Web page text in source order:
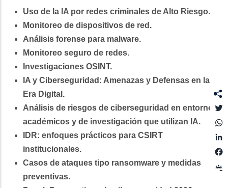
Uso de la IA por redes criminales de Alto Riesgo.
Monitoreo de dispositivos de red.
Análisis forense para malware.
Monitoreo seguro de redes.
Investigaciones OSINT.
IA y Ciberseguridad: Amenazas y Defensas en la
Era Digital.
Análisis de riesgos de ciberseguridad en entornos
académicos y de investigación que utilizan IA.
IDR: enfoques prácticos para CSIRT
institucionales.
Casos de ataques tipo ransomware y medidas
preventivas.